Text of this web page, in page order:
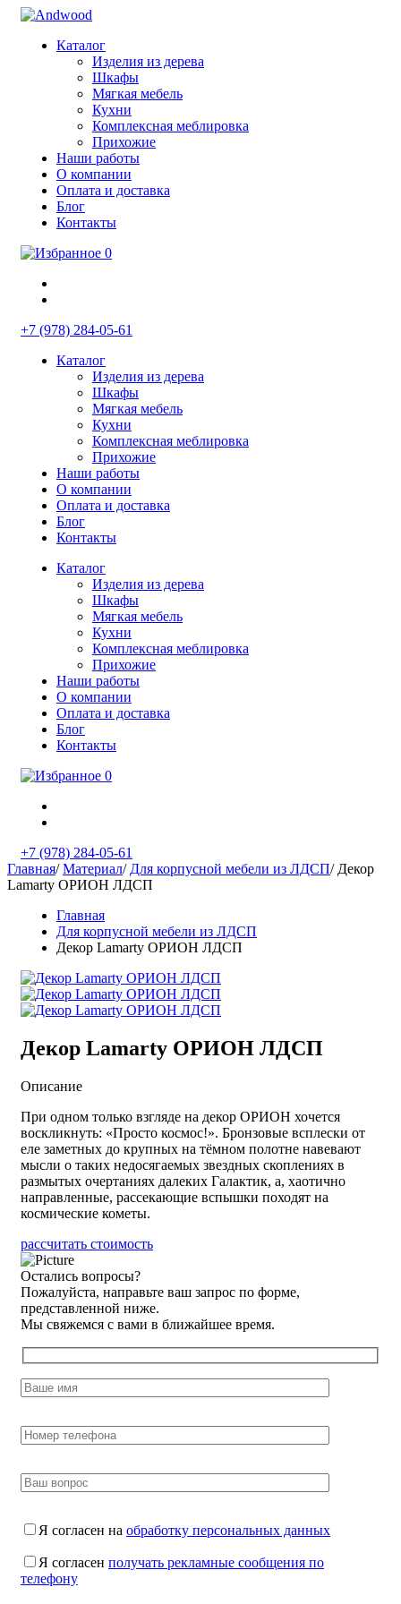
Каталог
Изделия из дерева
Шкафы
Мягкая мебель
Кухни
Комплексная меблировка
Прихожие
Наши работы
О компании
Оплата и доставка
Блог
Контакты
0
+7 (978) 284-05-61
Каталог
Изделия из дерева
Шкафы
Мягкая мебель
Кухни
Комплексная меблировка
Прихожие
Наши работы
О компании
Оплата и доставка
Блог
Контакты
Каталог
Изделия из дерева
Шкафы
Мягкая мебель
Кухни
Комплексная меблировка
Прихожие
Наши работы
О компании
Оплата и доставка
Блог
Контакты
0
+7 (978) 284-05-61
Главная/ Материал/ Для корпусной мебели из ЛДСП/ Декор
Lamarty ОРИОН ЛДСП
Главная
Для корпусной мебели из ЛДСП
Декор Lamarty ОРИОН ЛДСП
Декор Lamarty ОРИОН ЛДСП
Описание
При одном только взгляде на декор ОРИОН хочется
воскликнуть: «Просто космос!». Бронзовые всплески от
еле заметных до крупных на тёмном полотне навевают
мысли о таких недосягаемых звездных скоплениях в
размытых очертаниях далеких Галактик, а, хаотично
направленные, рассекающие вспышки походят на
космические кометы.
рассчитать стоимость
Остались вопросы?
Пожалуйста, направьте ваш запрос по форме,
представленной ниже.
Мы свяжемся с вами в ближайшее время.
Я согласен на обработку персональных данных
Я согласен получать рекламные сообщения по
телефону